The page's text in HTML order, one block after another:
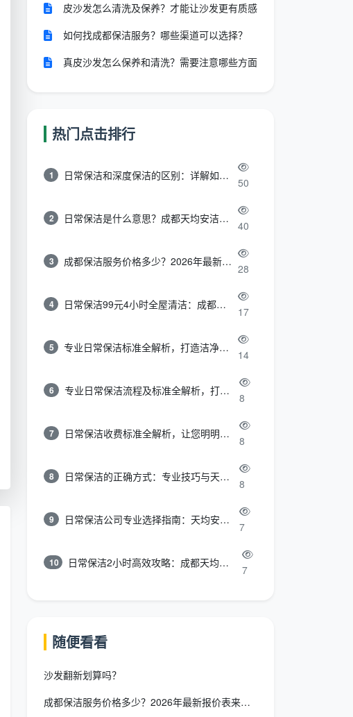
皮沙发怎么清洗及保养？才能让沙发更有质感
如何找成都保洁服务？哪些渠道可以选择？
真皮沙发怎么保养和清洗？需要注意哪些方面
热门点击排行
1 日常保洁和深度保洁的区别：详解如何选择最适合的清洁服务
50
2 日常保洁是什么意思？成都天均安洁带你快速区分“日常vs深度vs开荒”
40
3 成都保洁服务价格多少？2026年最新报价表来了，这一篇看透所有费用
28
4 日常保洁99元4小时全屋清洁：成都天均安洁保洁超值服务全解析
17
5 专业日常保洁标准全解析，打造洁净舒适生活空间
14
6 专业日常保洁流程及标准全解析，打造洁净舒适环境
8
7 日常保洁收费标准全解析，让您明明白白消费
8
8 日常保洁的正确方式：专业技巧与天均安洁保洁服务全解析
8
9 日常保洁公司专业选择指南：天均安洁保洁服务全解析
7
10 日常保洁2小时高效攻略：成都天均安洁保洁专业时间管理方案
7
随便看看
沙发翻新划算吗？
成都保洁服务价格多少？2026年最新报价表来了，这一篇看透所